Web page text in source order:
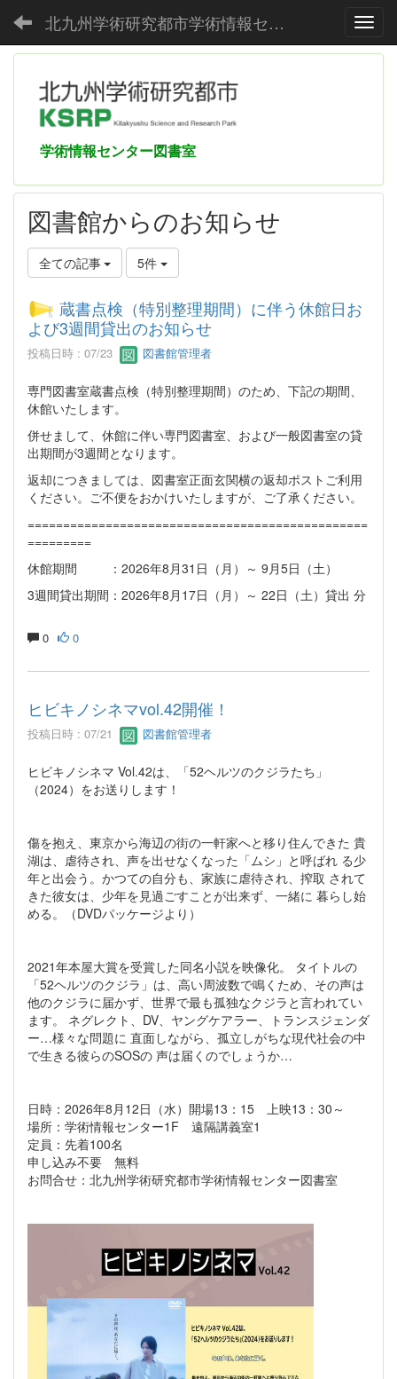
北九州学術研究都市学術情報センター
学術情報センター図書室
図書館からのお知らせ
全ての記事 5件
蔵書点検（特別整理期間）に伴う休館日お
よび3週間貸出のお知らせ
投稿日時 : 07/23 図書館管理者
専門図書室蔵書点検（特別整理期間）のため、下記の期間、
休館いたします。
併せまして、休館に伴い専門図書室、および一般図書室の貸
出期間が3週間となります。
返却につきましては、図書室正面玄関横の返却ポストご利用
ください。ご不便をおかけいたしますが、ご了承ください。
================================================
=========
休館期間 ：2026年8月31日（月）～ 9月5日（土）
3週間貸出期間：2026年8月17日（月）～ 22日（土）貸出 分
0 0
ヒビキノシネマvol.42開催！
投稿日時 : 07/21 図書館管理者
ヒビキノシネマ Vol.42は、「52ヘルツのクジラたち」
（2024）をお送りします！
傷を抱え、東京から海辺の街の一軒家へと移り住んできた 貴
湖は、虐待され、声を出せなくなった「ムシ」と呼ばれ る少
年と出会う。かつての自分も、家族に虐待され、搾取 されて
きた彼女は、少年を見過ごすことが出来ず、一緒に 暮らし始
める。（DVDパッケージより）
2021年本屋大賞を受賞した同名小説を映像化。 タイトルの
「52ヘルツのクジラ」は、高い周波数で鳴くため、その声は
他のクジラに届かず、世界で最も孤独なクジラと言われてい
ます。 ネグレクト、DV、ヤングケアラー、トランスジェンダ
ー…様々な問題に 直面しながら、孤立しがちな現代社会の中
で生きる彼らのSOSの 声は届くのでしょうか…
日時：2026年8月12日（水）開場13：15 上映13：30～
場所：学術情報センター1F 遠隔講義室1
定員：先着100名
申し込み不要 無料
お問合せ：北九州学術研究都市学術情報センター図書室